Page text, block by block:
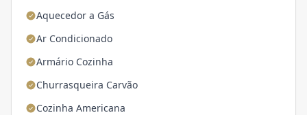
Aquecedor a Gás
Ar Condicionado
Armário Cozinha
Churrasqueira Carvão
Cozinha Americana